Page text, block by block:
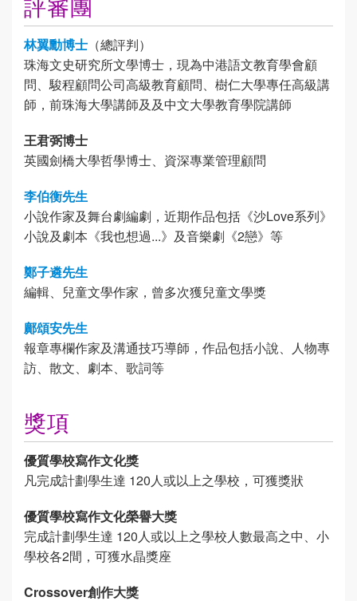
林翼勳博士 （總評判）
珠海文史研究所文學博士，現為中港語文教育學會顧
問、駿程顧問公司高級教育顧問、樹仁大學專任高級講
師，前珠海大學講師及及中文大學教育學院講師
王君弼博士
英國劍橋大學哲學博士、資深專業管理顧問
李伯衡先生
小說作家及舞台劇編劇，近期作品包括《沙Love系列》
小說及劇本《我也想過...》及音樂劇《2戀》等
鄭子遴先生
編輯、兒童文學作家，曾多次獲兒童文學獎
鄺頌安先生
報章專欄作家及溝通技巧導師，作品包括小說、人物專
訪、散文、劇本、歌詞等
獎項
優質學校寫作文化獎
凡完成計劃學生達 120人或以上之學校，可獲獎狀
優質學校寫作文化榮譽大獎
完成計劃學生達 120人或以上之學校人數最高之中、小
學校各2間，可獲水晶獎座
Crossover創作大獎